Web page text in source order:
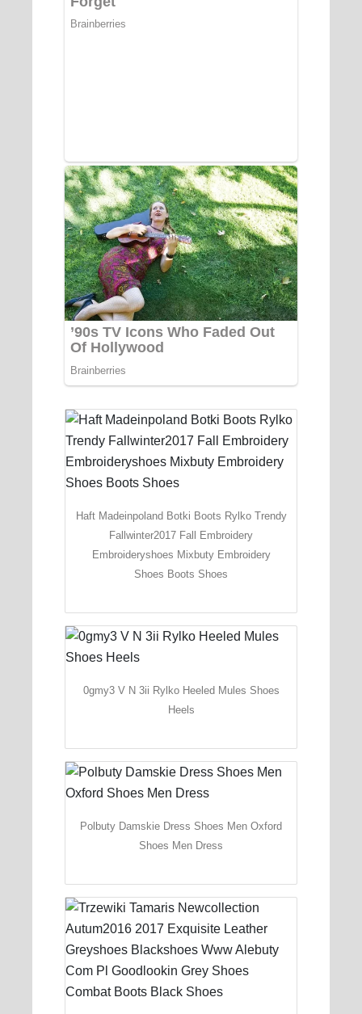
Haft Madeinpoland Botki Boots Rylko Trendy
Fallwinter2017 Fall Embroidery
Embroideryshoes Mixbuty Embroidery
Shoes Boots Shoes
0gmy3 V N 3ii Rylko Heeled Mules Shoes
Heels
Polbuty Damskie Dress Shoes Men Oxford
Shoes Men Dress